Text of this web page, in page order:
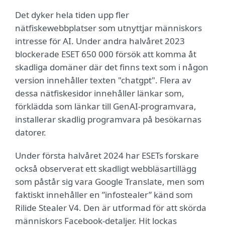
Det dyker hela tiden upp fler
nätfiskewebbplatser som utnyttjar människors
intresse för AI. Under andra halvåret 2023
blockerade ESET 650 000 försök att komma åt
skadliga domäner där det finns text som i någon
version innehåller texten "chatgpt". Flera av
dessa nätfiskesidor innehåller länkar som,
förklädda som länkar till GenAI-programvara,
installerar skadlig programvara på besökarnas
datorer.
Under första halvåret 2024 har ESETs forskare
också observerat ett skadligt webbläsartillägg
som påstår sig vara Google Translate, men som
faktiskt innehåller en ”infostealer” känd som
Rilide Stealer V4. Den är utformad för att skörda
människors Facebook-detaljer. Hit lockas